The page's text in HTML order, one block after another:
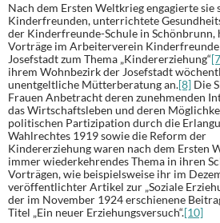
Nach dem Ersten Weltkrieg engagierte sie
Kinderfreunden, unterrichtete
der Kinderfreunde-Schule in Schönbrunn,
Vorträge im Arbeiterverein
Josefstadt zum Thema „Kindererziehung“
ihrem Wohnbezirk der Josefstadt
unentgeltliche Mütterberatung an.[8] Die
Frauen Anbetracht deren zunehmenden
das Wirtschaftsleben und deren
politischen Partizipation durch die
Wahlrechtes 1919 sowie die Reform der
Kindererziehung waren nach dem Ersten
immer wiederkehrendes Thema in ihren
Vorträgen, wie beispielsweise ihr im
veröffentlichter Artikel zur „Soziale
der im November 1924 erschienene
Titel „Ein neuer Erziehungsversuch“.[10]